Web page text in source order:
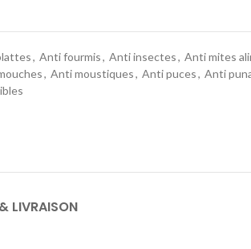
, Anti fourmis, Anti insectes, Anti mites
, Anti moustiques, Anti puces, Anti
LIVRAISON